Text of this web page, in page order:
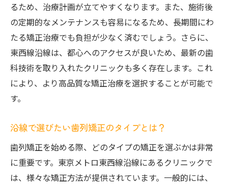
治療期間の個人差とその要因
治療期間を左右する矯正技術の進化
東京メトロ東西線で効率的な通院を実現す
る
東京メトロ東西線で通いやすい歯列矯正クリニ
東京メトロ東西線沿線のクリニックの特長
アクセスの良さと治療の質を両立する選び
方
口コミや評判を活用したクリニック探し
るため、治療計画が立てやすくなります。また、施術後
の定期的なメンテナンスも容易になるため、長期間にわ
たる矯正治療でも負担が少なく済むでしょう。さらに、
東西線沿線は、都心へのアクセスが良いため、最新の歯
科技術を取り入れたクリニックも多く存在します。これ
により、より高品質な矯正治療を選択することが可能で
す。
沿線で選びたい歯列矯正のタイプとは？
歯列矯正を始める際、どのタイプの矯正を選ぶかは非常
に重要です。東京メトロ東西線沿線にあるクリニックで
は、様々な矯正方法が提供されています。一般的には、